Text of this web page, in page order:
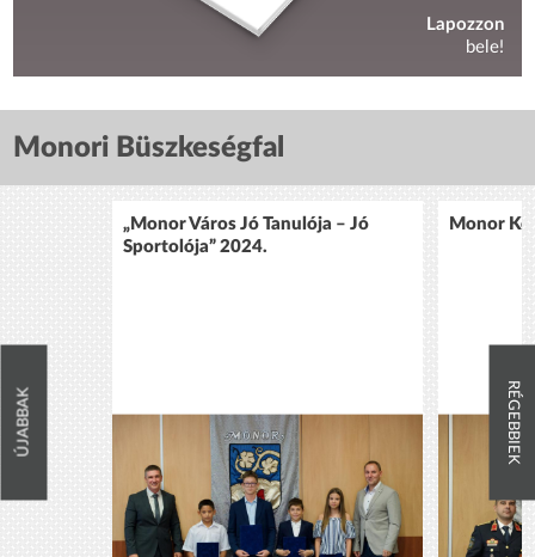
Lapozzon
bele!
Monori Büszkeségfal
ÚJABBAK
„Monor Város Jó Tanulója – Jó
Sportolója” 2024.
Monor
RÉGEBBIEK